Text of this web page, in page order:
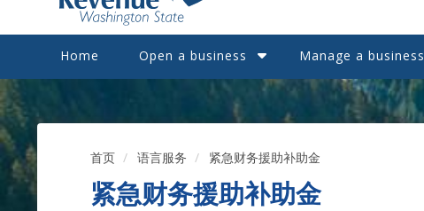
Home Open a business Manage a business
首页 语言服务 紧急财务援助补助金
紧急财务援助补助金